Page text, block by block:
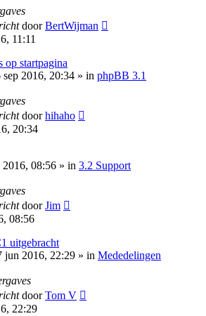
doorBertWijman
11:11
op startpagina
sep 2016, 20:34 » in phpBB 3.1
doorhihaho
20:34
2016, 08:56 » in 3.2 Support
doorJim
08:56
uitgebracht
jun 2016, 22:29 » in Mededelingen
doorTom V
22:29